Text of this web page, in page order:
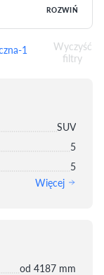
ROZWIŃ
1
Wyczyść
filtry
SUV
5
5
Więcej
od 4187 mm